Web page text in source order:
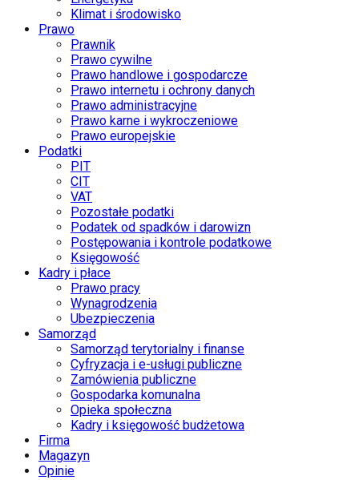
Klimat i środowisko
Prawo
Prawnik
Prawo cywilne
Prawo handlowe i gospodarcze
Prawo internetu i ochrony danych
Prawo administracyjne
Prawo karne i wykroczeniowe
Prawo europejskie
Podatki
PIT
CIT
VAT
Pozostałe podatki
Podatek od spadków i darowizn
Postępowania i kontrole podatkowe
Księgowość
Kadry i płace
Prawo pracy
Wynagrodzenia
Ubezpieczenia
Samorząd
Samorząd terytorialny i finanse
Cyfryzacja i e-usługi publiczne
Zamówienia publiczne
Gospodarka komunalna
Opieka społeczna
Kadry i księgowość budżetowa
Firma
Magazyn
Opinie